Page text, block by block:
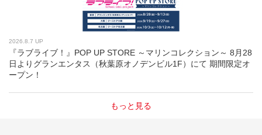
2026.8.7 UP
『ラブライブ！』POP UP STORE ～マリンコレクション～ 8月28
日よりグランエンタス（秋葉原オノデンビル1F）にて 期間限定オ
ープン！
もっと見る